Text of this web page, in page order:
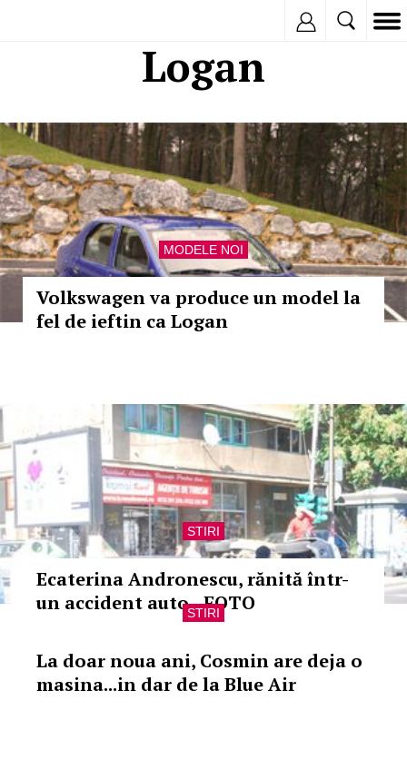
Logan
MODELE NOI
Volkswagen va produce un model la
fel de ieftin ca Logan
STIRI
Ecaterina Andronescu, rănită într-
un accident auto - FOTO
STIRI
La doar noua ani, Cosmin are deja o
masina...in dar de la Blue Air